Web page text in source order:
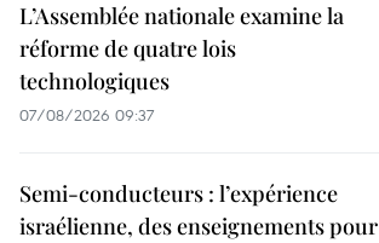
L’Assemblée nationale examine la
réforme de quatre lois
technologiques
07/08/2026 09:37
Semi-conducteurs : l’expérience
israélienne, des enseignements pour